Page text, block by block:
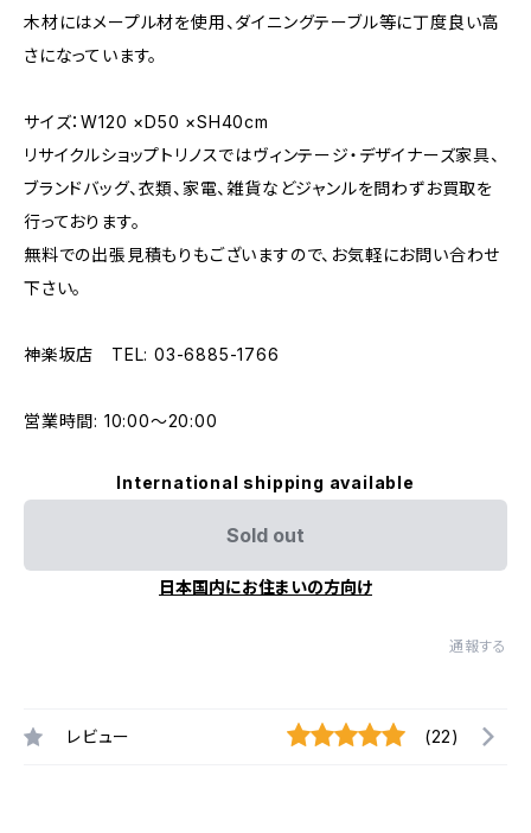
木材にはメープル材を使用、ダイニングテーブル等に丁度良い高
さになっています。
サイズ：W120 ×D50 ×SH40cm
リサイクルショップトリノスではヴィンテージ・デザイナーズ家具、
ブランドバッグ、衣類、家電、雑貨などジャンルを問わずお買取を
行っております。
無料での出張見積もりもございますので、お気軽にお問い合わせ
下さい。
神楽坂店 TEL: 03-6885-1766
営業時間: 10:00〜20:00
International shipping available
Sold out
日本国内にお住まいの方向け
通報する
レビュー (22)